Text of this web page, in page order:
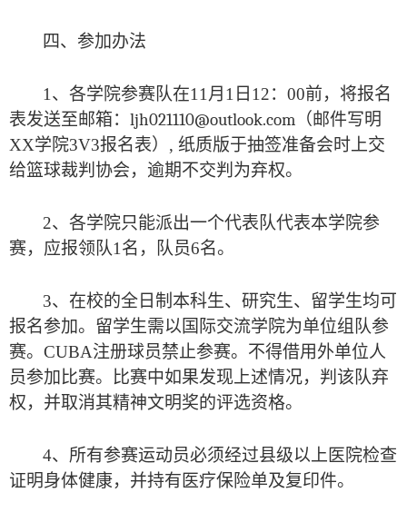
四、参加办法
1、各学院参赛队在11月 1日12：00前，将报名
表发送至邮箱： ljh021110@outlook.com （邮件写明
XX学院3V3报名表）, 纸质版于抽签准备会时上交
给篮球裁判协会，逾期不交判为弃权。
2、各学院只能派出一个代表队代表本学院参
赛，应报领队1名，队员6名。
3、在校的全日制本科生、研究生、留学生均可
报名参加。留学生需以国际交流学院为单位组队参
赛。CUBA注册球员禁止参赛。不得借用外单位人
员参加比赛。比赛中如果发现上述情况，判该队弃
权，并取消其精神文明奖的评选资格。
4、所有参赛运动员必须经过县级以上医院检查
证明身体健康，并持有医疗保险单及复印件。